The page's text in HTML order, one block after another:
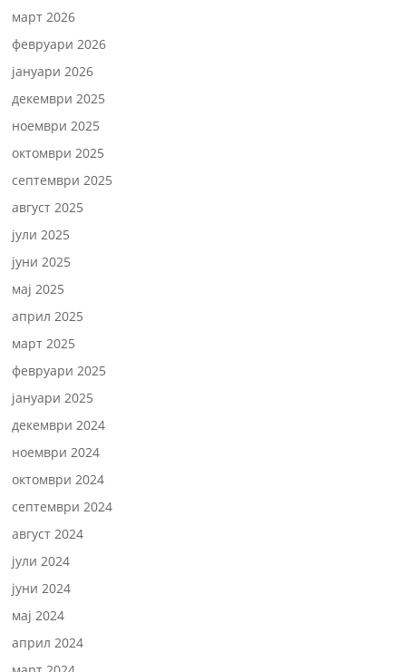
март 2026
февруари 2026
јануари 2026
декември 2025
ноември 2025
октомври 2025
септември 2025
август 2025
јули 2025
јуни 2025
мај 2025
април 2025
март 2025
февруари 2025
јануари 2025
декември 2024
ноември 2024
октомври 2024
септември 2024
август 2024
јули 2024
јуни 2024
мај 2024
април 2024